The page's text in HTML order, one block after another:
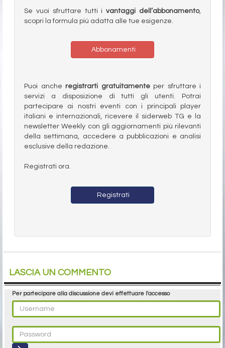
Se vuoi sfruttare tutti ivantaggi dell’abbonamento,
scopri la formula più adatta alle tue esigenze.
Abbonamenti
Puoi anche registrarti gratuitamenteper sfruttare i
servizi a disposizione di tutti gli utenti. Potrai
partecipare ai nostri eventi con i principali player
italiani e internazionali, ricevere il siderweb TG e la
newsletter Weekly con gli aggiornamenti più rilevanti
della settimana, accedere a pubblicazioni e analisi
esclusive della redazione.
Registrati ora.
Registrati
LASCIA UN COMMENTO
Per partecipare alla discussione devi effettuare l'accesso